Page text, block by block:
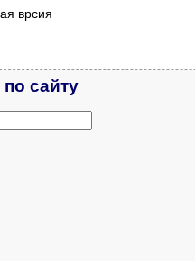
врсия
сайту